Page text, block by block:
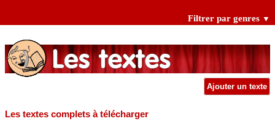
Filtrer par genres ▼
Ajouter un texte
Les textes complets à télécharger